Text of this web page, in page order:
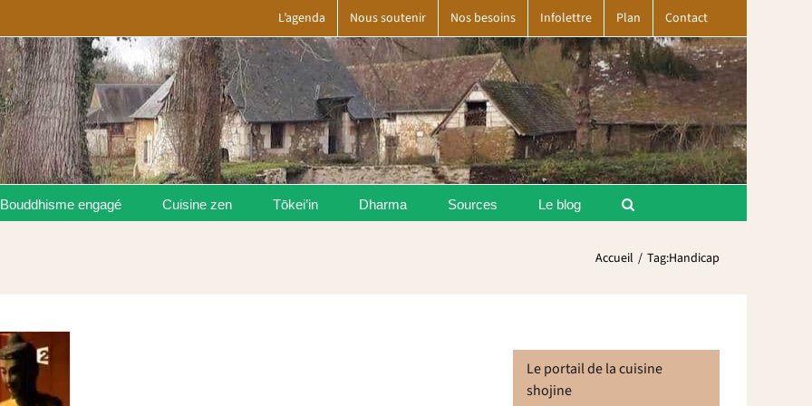
L’agenda Nous soutenir Nos besoins Infolettre Plan Contact
Bouddhisme engagé Cuisine zen Tōkei’in Dharma Sources Le blog
Accueil Tag:Handicap
Le portail de la cuisine
shojine